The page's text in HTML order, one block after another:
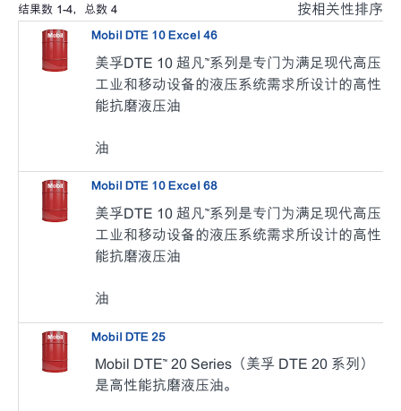
结果数 1-4，总数 4 按相关性排序
Mobil DTE 10 Excel 46
美孚DTE 10 超凡™系列是专门为满足现代高压
工业和移动设备的液压系统需求所设计的高性
能抗磨液压油
油
Mobil DTE 10 Excel 68
美孚DTE 10 超凡™系列是专门为满足现代高压
工业和移动设备的液压系统需求所设计的高性
能抗磨液压油
油
Mobil DTE 25
Mobil DTE™ 20 Series（美孚 DTE 20 系列）
是高性能抗磨液压油。